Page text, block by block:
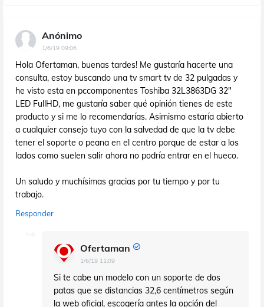
Anónimo
1/6/19 09:06
Hola Ofertaman, buenas tardes! Me gustaría hacerte una
consulta, estoy buscando una tv smart tv de 32 pulgadas y
he visto esta en pccomponentes Toshiba 32L3863DG 32"
LED FullHD, me gustaría saber qué opinión tienes de este
producto y si me lo recomendarías. Asimismo estaría abierto
a cualquier consejo tuyo con la salvedad de que la tv debe
tener el soporte o peana en el centro porque de estar a los
lados como suelen salir ahora no podría entrar en el hueco.
Un saludo y muchísimas gracias por tu tiempo y por tu
trabajo.
Responder
Ofertaman
1/6/19 11:09
Si te cabe un modelo con un soporte de dos
patas que se distancias 32,6 centímetros según
la web oficial, escogería antes la opción del